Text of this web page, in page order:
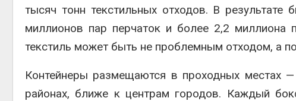
тысяч тонн текстильных отходов. В
миллионов пар перчаток и более 2,2 миллиона
текстиль может быть не проблемным отходом, а
Контейнеры размещаются в проходных местах
районах, ближе к центрам городов. Каждый